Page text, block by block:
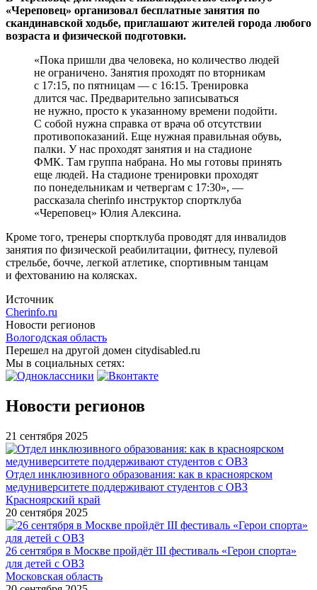
«Череповец» организовал бесплатные занятия по
скандинавской ходьбе, приглашают жителей города любого
возраста и физической подготовки.
«Пока пришли два человека, но количество людей
не ограничено. Занятия проходят по вторникам
с 17:15, по пятницам — с 16:15. Тренировка
длится час. Предварительно записываться
не нужно, просто к указанному времени подойти.
С собой нужна справка от врача об отсутствии
противопоказаний. Еще нужная правильная обувь,
палки. У нас проходят занятия и на стадионе
ФМК. Там группа набрана. Но мы готовы принять
еще людей. На стадионе тренировки проходят
по понедельникам и четвергам с 17:30», —
рассказала сherinfo инструктор спортклуба
«Череповец» Юлия Алексина.
Кроме того, тренеры спортклуба проводят для инвалидов
занятия по физической реабилитации, фитнесу, пулевой
стрельбе, бочче, легкой атлетике, спортивным танцам
и фехтованию на колясках.
Источник
Cherinfo.ru
Новости регионов
Вологодская область
Перешел на другой домен citydisabled.ru
Мы в социальных сетях:
Новости регионов
21 сентября 2025
Отдел инклюзивного образования: как в красноярском
медуниверситете поддерживают студентов с ОВЗ
Красноярский край
20 сентября 2025
26 сентября в Москве пройдёт III фестиваль «Герои спорта»
для детей с ОВЗ
Московская область